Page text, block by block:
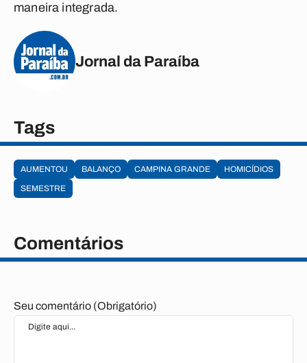
maneira integrada.
Jornal da Paraíba
Tags
AUMENTOU BALANÇO CAMPINA GRANDE
HOMICÍDIOS
SEMESTRE
Comentários
Seu comentário (Obrigatório)